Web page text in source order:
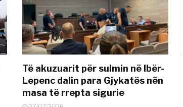
Të akuzuarit për sulmin në Ibër-
Lepenc dalin para Gjykatës nën
masa të rrepta sigurie